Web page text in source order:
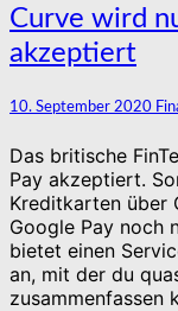
Curve
wird
nun
von
Pay
akzeptiert
Curve wird
akzeptiert
10. September 2020
Das britische
Pay akzeptiert.
Kreditkarten über
Google Pay noch
bietet einen
an, mit der du
zusammenfassen